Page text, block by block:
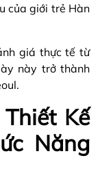
của giới trẻ Hàn
giá thực tế từ
này trở thành
Thiết Kế
Năng